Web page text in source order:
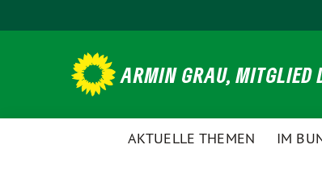
zum
ARMIN GRAU, MITGLIED
AKTUELLE THEMEN IM